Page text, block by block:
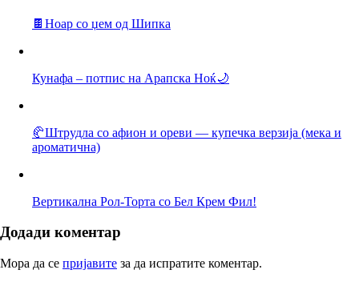
🍫Ноар со џем од Шипка
Кунафа – потпис на Арапска Ноќ🌙
🥐Штрудла со афион и ореви — купечка верзија (мека и
ароматична)
Вертикална Рол-Торта со Бел Крем Фил!
Додади коментар
Мора да се пријавите за да испратите коментар.